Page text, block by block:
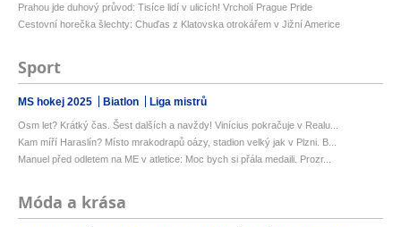
Prahou jde duhový průvod: Tisíce lidí v ulicích! Vrcholí Prague Pride
Cestovní horečka šlechty: Chuďas z Klatovska otrokářem v Jižní Americe
Sport
MS hokej 2025 Biatlon Liga mistrů
Osm let? Krátký čas. Šest dalších a navždy! Vinícius pokračuje v Realu...
Kam míří Haraslín? Místo mrakodrapů oázy, stadion velký jak v Plzni. B...
Manuel před odletem na ME v atletice: Moc bych si přála medaili. Prozr...
Móda a krása